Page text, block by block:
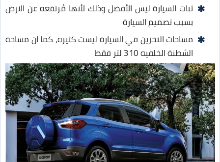
ثبات السيارة ليس الأفضل وذلك لأنها مُرتفعه عن الارض
بسبب تصميم السيارة
مساحات التخزين في السيارة ليست كثيره، كما ان مساحة
الشطنة الخلفيه 310 لتر فقط